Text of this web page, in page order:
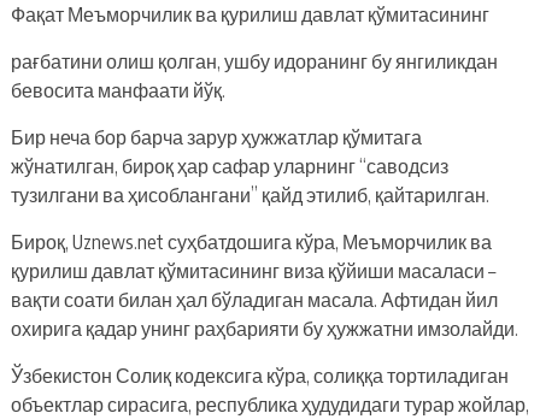
Фақат Меъморчилик ва қурилиш давлат қўмитасининг
рағбатини олиш қолган, ушбу идоранинг бу янгиликдан
бевосита манфаати йўқ.
Бир неча бор барча зарур ҳужжатлар қўмитага
жўнатилган, бироқ ҳар сафар уларнинг “саводсиз
тузилгани ва ҳисоблангани” қайд этилиб, қайтарилган.
Бироқ, Uznews.net суҳбатдошига кўра, Меъморчилик ва
қурилиш давлат қўмитасининг виза қўйиши масаласи –
вақти соати билан ҳал бўладиган масала. Афтидан йил
охирига қадар унинг раҳбарияти бу ҳужжатни имзолайди.
Ўзбекистон Солиқ кодексига кўра, солиққа тортиладиган
объектлар сирасига, республика ҳудудидаги турар жойлар,